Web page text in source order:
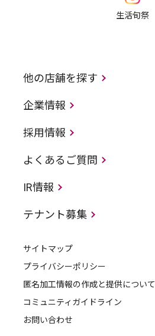
生活旬祭
他の店舗を探す
企業情報
採用情報
よくあるご質問
IR情報
テナント募集
サイトマップ
プライバシーポリシー
匿名加工情報の作成と提供について
コミュニティガイドライン
お問い合わせ